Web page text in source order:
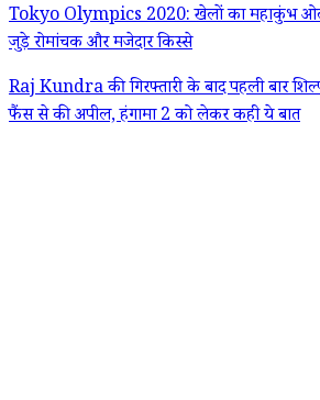
Tokyo Olympics 2020: खेलों का महाकुंभ
जुड़े रोमांचक और मजेदार किस्से
Raj Kundra की गिरफ्तारी के बाद पहली बार
फैंस से की अपील, हंगामा 2 को लेकर कही ये बात